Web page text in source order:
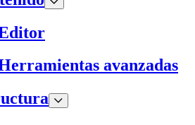
avanzadas